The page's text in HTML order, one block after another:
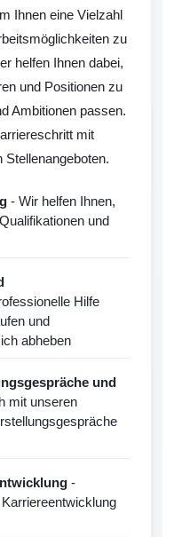
Ihnen eine Vielzahl
zu
helfen Ihnen dabei,
und Positionen zu
Ambitionen passen.
mit
- Wir helfen Ihnen,
und
Hilfe
und
abheben
und
mit unseren
-